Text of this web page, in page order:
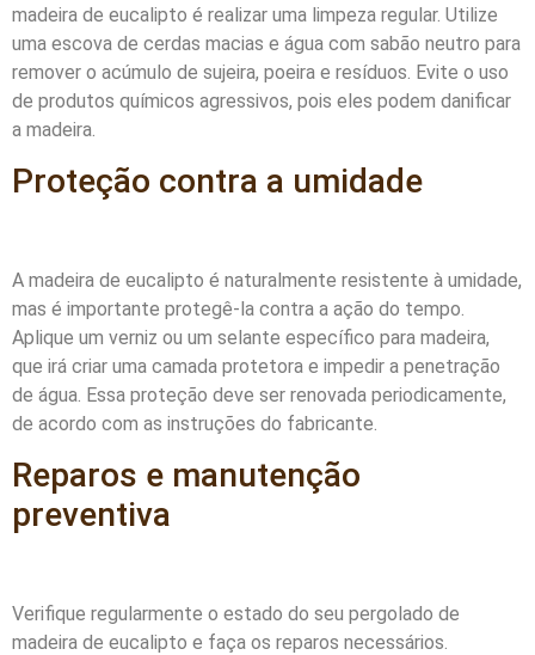
madeira de eucalipto é realizar uma limpeza regular. Utilize
uma escova de cerdas macias e água com sabão neutro para
remover o acúmulo de sujeira, poeira e resíduos. Evite o uso
de produtos químicos agressivos, pois eles podem danificar
a madeira.
Proteção contra a umidade
A madeira de eucalipto é naturalmente resistente à umidade,
mas é importante protegê-la contra a ação do tempo.
Aplique um verniz ou um selante específico para madeira,
que irá criar uma camada protetora e impedir a penetração
de água. Essa proteção deve ser renovada periodicamente,
de acordo com as instruções do fabricante.
Reparos e manutenção
preventiva
Verifique regularmente o estado do seu pergolado de
madeira de eucalipto e faça os reparos necessários.